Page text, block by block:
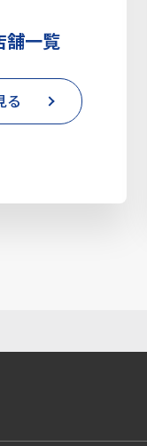
舗一覧
る